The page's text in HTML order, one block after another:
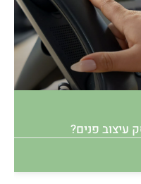
עיצוב פנים?